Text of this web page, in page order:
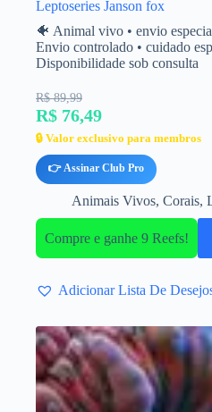
Leptoseries Janson fox
🐠 Animal vivo • envio
Envio controlado • cuidado
Disponibilidade sob consulta
R$ 89,99
R$ 76,49
🔒 Valor exclusivo para membros
👉 Assinar Club Pro
Animais Vivos, Corais,
Compre e ganhe 9 Reefs!
Adicionar Lista De